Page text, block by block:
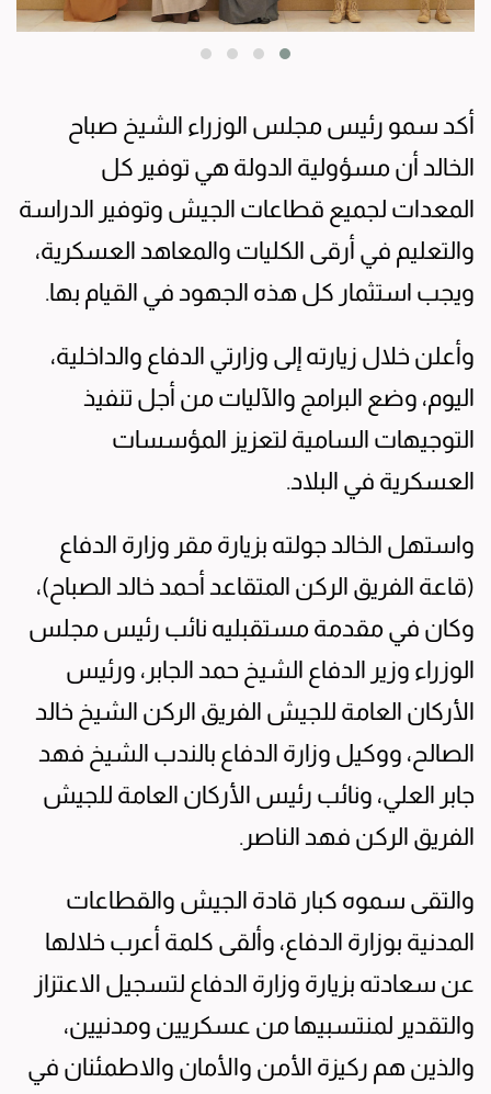
أكد سمو رئيس مجلس الوزراء الشيخ صباح
الخالد أن مسؤولية الدولة هي توفير كل
المعدات لجميع قطاعات الجيش وتوفير الدراسة
والتعليم في أرقى الكليات والمعاهد العسكرية،
ويجب استثمار كل هذه الجهود في القيام بها.
وأعلن خلال زيارته إلى وزارتي الدفاع والداخلية،
اليوم، وضع البرامج والآليات من أجل تنفيذ
التوجيهات السامية لتعزيز المؤسسات
العسكرية في البلاد.
واستهل الخالد جولته بزيارة مقر وزارة الدفاع
(قاعة الفريق الركن المتقاعد أحمد خالد الصباح)،
وكان في مقدمة مستقبليه نائب رئيس مجلس
الوزراء وزير الدفاع الشيخ حمد الجابر، ورئيس
الأركان العامة للجيش الفريق الركن الشيخ خالد
الصالح، ووكيل وزارة الدفاع بالندب الشيخ فهد
جابر العلي، ونائب رئيس الأركان العامة للجيش
الفريق الركن فهد الناصر.
والتقى سموه كبار قادة الجيش والقطاعات
المدنية بوزارة الدفاع، وألقى كلمة أعرب خلالها
عن سعادته بزيارة وزارة الدفاع لتسجيل الاعتزاز
والتقدير لمنتسبيها من عسكريين ومدنيين،
والذين هم ركيزة الأمن والأمان والاطمئنان في